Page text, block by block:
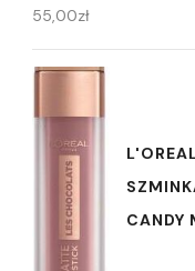
55,00zł
CANDY